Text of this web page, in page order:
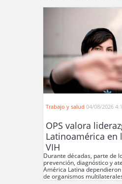
Trabajo y salud 04/08/2026
OPS valora
Latinoamérica en
VIH
Durante décadas, parte de
prevención, diagnóstico y
América Latina dependieron
de organismos